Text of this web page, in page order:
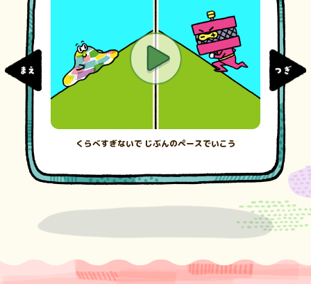
くらべすぎないで じぶんのペースでいこう